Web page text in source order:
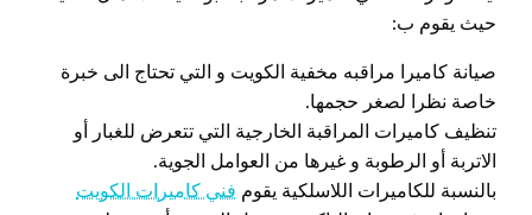
حيث يقوم ب:
صيانة كاميرا مراقبه مخفية الكويت و التي تحتاج الى خبرة
خاصة نظرا لصغر حجمها.
تنظيف كاميرات المراقبة الخارجية التي تتعرض للغبار أو
الاتربة أو الرطوبة و غيرها من العوامل الجوية.
بالنسبة للكاميرات اللاسلكية يقوم فني كاميرات الكويت